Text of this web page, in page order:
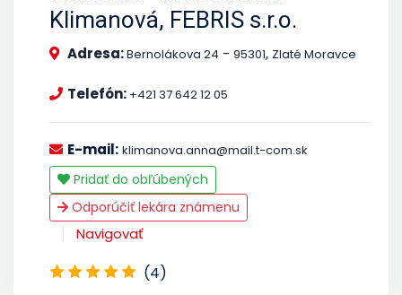
Klimanová, FEBRIS s.r.o.
Adresa:Bernolákova 24 - 95301, Zlaté Moravce
Telefón: +421 37 642 12 05
E-mail: klimanova.anna@mail.t-com.sk
Pridať do obľúbených
Odporúčiť lekára známenu
Navigovať
(4)